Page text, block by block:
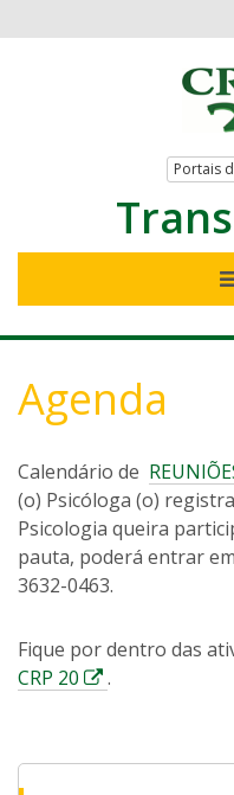
Portais
Agenda
Calendário de
(o) Psicóloga (o)
Psicologia queira
pauta, poderá entrar
3632-0463.
Fique por dentro das
CRP 20
E
e
.